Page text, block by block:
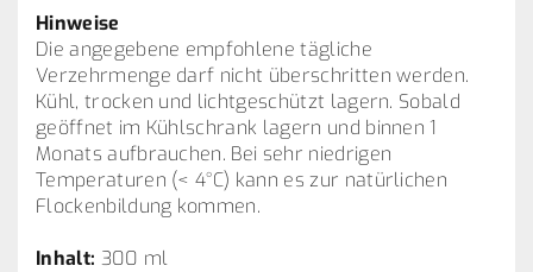
Hinweise
Die angegebene empfohlene tägliche
Verzehrmenge darf nicht überschritten werden.
Kühl, trocken und lichtgeschützt lagern. Sobald
geöffnet im Kühlschrank lagern und binnen 1
Monats aufbrauchen. Bei sehr niedrigen
Temperaturen (< 4°C) kann es zur natürlichen
Flockenbildung kommen.
Inhalt: 300 ml